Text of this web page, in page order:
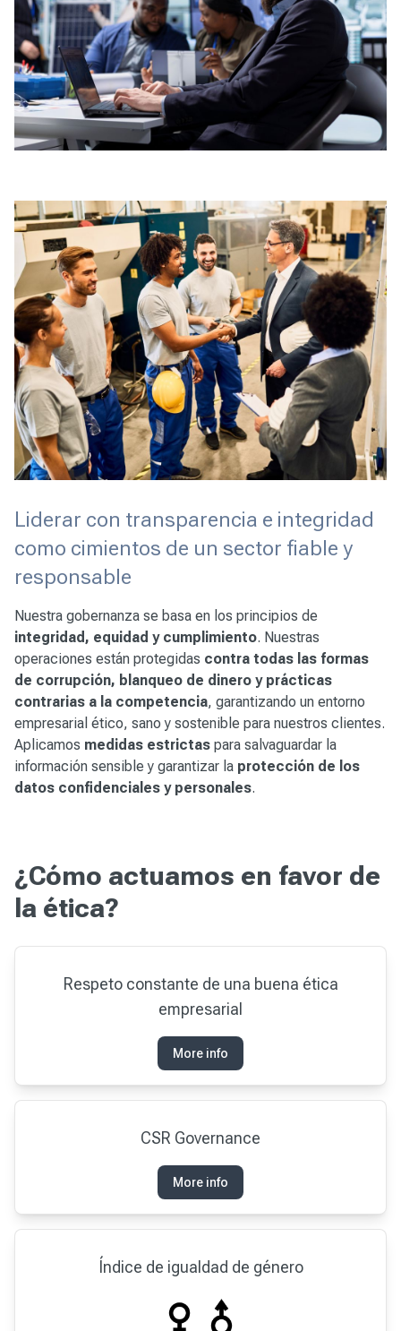
Liderar con transparencia e integridad
como cimientos de un sector fiable y
responsable
Nuestra gobernanza se basa en los principios de
integridad, equidad y cumplimiento. Nuestras
operaciones están protegidas contra todas las formas
de corrupción, blanqueo de dinero y prácticas
contrarias a la competencia, garantizando un entorno
empresarial ético, sano y sostenible para nuestros clientes.
Aplicamos medidas estrictas para salvaguardar la
información sensible y garantizar la protección de los
datos confidenciales y personales.
¿Cómo actuamos en favor de
la ética?
Respeto constante de una buena ética
empresarial
More info
CSR Governance
More info
Índice de igualdad de género